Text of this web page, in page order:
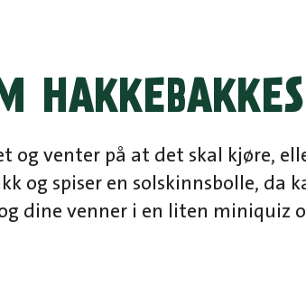
og venter på at det skal kjøre,
og spiser en solskinnsbolle, da
dine venner i en liten miniquiz